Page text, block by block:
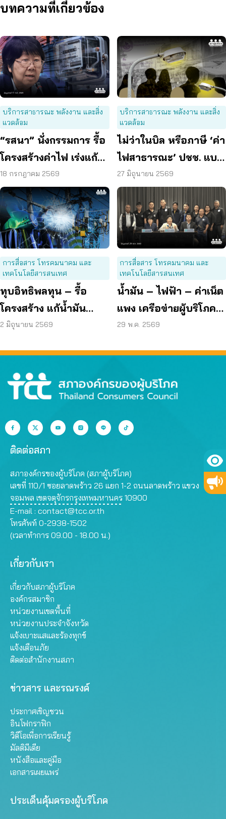
บทความที่เกี่ยวข้อง
บริการสาธารณะ พลังงาน และสิ่ง
แวดล้อม
“รสนา” นั่งกรรมการ รื้อ
โครงสร้างค่าไฟ เร่งแก้
ต้นเหตุพลังงานแพง
18 กรกฎาคม 2569
บริการสาธารณะ พลังงาน และสิ่ง
แวดล้อม
ไม่ว่าในบิล หรือภาษี ‘ค่า
ไฟสาธารณะ’ ปชช. แบก
อยู่ดี ถ้ารัฐจริงใจต้องแก้
ที่ “ต้นทุน”
27 มิถุนายน 2569
การสื่อสาร โทรคมนาคม และ
เทคโนโลยีสารสนเทศ
ทุบอิทธิพลทุน – รื้อ
โครงสร้าง แก้น้ำมัน
ไฟฟ้า ค่าเน็ตแพง
2 มิถุนายน 2569
การสื่อสาร โทรคมนาคม และ
เทคโนโลยีสารสนเทศ
น้ำมัน – ไฟฟ้า – ค่าเน็ต
แพง เครือข่ายผู้บริโภค
ยื่น 9 ข้อเสนอ ลดค่า
29 พ.ค. 2569
ติดต่อสภา
สภาองค์กรของผู้บริโภค (สภาผู้บริโภค)
เลขที่ 110/1 ซอยลาดพร้าว 26 แยก 1-2 ถนนลาดพร้าว แขวง
จอมพล เขตจตุจักรกรุงเทพมหานคร 10900
E-mail : contact@tcc.or.th
โทรศัพท์ 0-2938-1502
(เวลาทำการ 09.00 - 18.00 น.)
เกี่ยวกับเรา
เกี่ยวกับสภาผู้บริโภค
องค์กรสมาชิก
หน่วยงานเขตพื้นที่
หน่วยงานประจำจังหวัด
แจ้งเบาะแสและร้องทุกข์
แจ้งเตือนภัย
ติดต่อสำนักงานสภา
ข่าวสาร และรณรงค์
ประกาศเชิญชวน
อินโฟกราฟิก
วิดีโอเพื่อการเรียนรู้
มัลติมีเดีย
หนังสือและคู่มือ
เอกสารเผยแพร่
ประเด็นคุ้มครองผู้บริโภค